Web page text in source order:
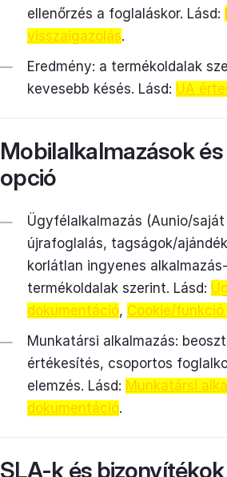
ellenőrzés a foglaláskor. Lásd:
visszaigazolás.
Eredmény: a termékoldalak
kevesebb késés. Lásd: UA
Mobilalkalmazások
opció
Ügyfélalkalmazás (Aunio/
újrafoglalás, tagságok/
korlátlan ingyenes
termékoldalak szerint. Lásd:
dokumentáció, Cookie/
Munkatársi alkalmazás:
értékesítés, csoportos
elemzés. Lásd: Munkatársi
dokumentáció.
SLA-k és